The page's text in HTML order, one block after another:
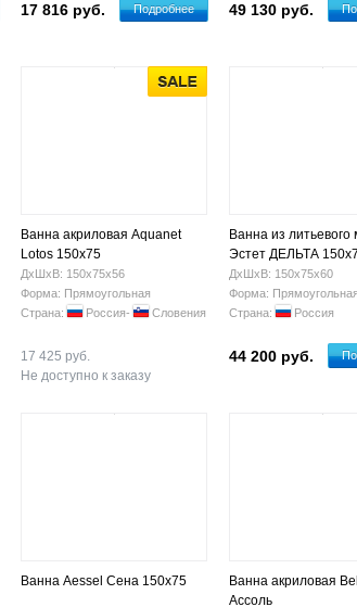
17 816 руб. Подробнее 49 130 руб.
Ванна акриловая Aquanet
Lotos 150x75
ДхШхВ: 150х75х56
Форма: Прямоугольная
Страна:
Россия- Словения
17 425 руб.
Не доступно к заказу
Ванна из
Эстет ДЕЛЬТА
фр-00000639
ДхШхВ: 150х75х60
Форма: Прямоугольная
Страна:
Россия
44 200 руб.
Ванна Aessel Сена 150х75
Ванна акриловая
Ассоль